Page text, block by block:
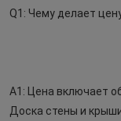
Q1: Чему делает
A1: Цена включает
Доска стены и